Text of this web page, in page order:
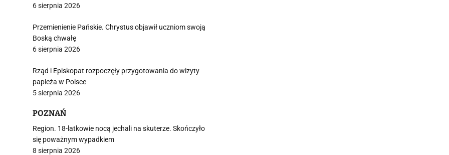
6 sierpnia 2026
Przemienienie Pańskie. Chrystus objawił uczniom swoją
Boską chwałę
6 sierpnia 2026
Rząd i Episkopat rozpoczęły przygotowania do wizyty
papieża w Polsce
5 sierpnia 2026
POZNAŃ
Region. 18-latkowie nocą jechali na skuterze. Skończyło
się poważnym wypadkiem
8 sierpnia 2026